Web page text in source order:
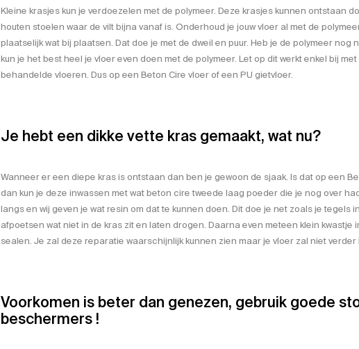
Kleine krasjes kun je verdoezelen met de polymeer. Deze krasjes kunnen ontstaan
houten stoelen waar de vilt bijna vanaf is. Onderhoud je jouw vloer al met de
plaatselijk wat bij plaatsen. Dat doe je met de dweil en puur. Heb je de polymeer nog
kun je het best heel je vloer even doen met de polymeer. Let op dit werkt enkel bij met
behandelde vloeren. Dus op een Beton Cire vloer of een PU gietvloer.
Je hebt een dikke vette kras gemaakt, wat nu?
Wanneer er een diepe kras is ontstaan dan ben je gewoon de sjaak. Is dat op een
dan kun je deze inwassen met wat beton cire tweede laag poeder die je nog over
langs en wij geven je wat resin om dat te kunnen doen. Dit doe je net zoals je tegels
afpoetsen wat niet in de kras zit en laten drogen. Daarna even meteen klein kwastje
sealen. Je zal deze reparatie waarschijnlijk kunnen zien maar je vloer zal niet verder
Voorkomen is beter dan genezen, gebruik goede
beschermers !